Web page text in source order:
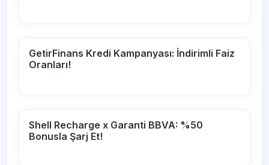
GetirFinans Kredi Kampanyası: İndirimli Faiz
Oranları!
Shell Recharge x Garanti BBVA: %50
Bonusla Şarj Et!